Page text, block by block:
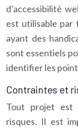
d’accessibilité
est utilisable par
ayant des
sont essentiels
identifier les
Contraintes et
Tout projet est
risques. Il est